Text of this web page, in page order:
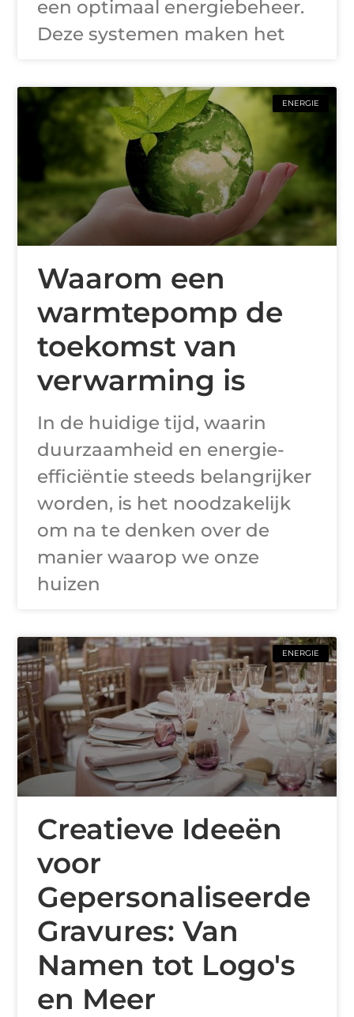
een optimaal energiebeheer.
Deze systemen maken het
ENERGIE
Waarom een
warmtepomp de
toekomst van
verwarming is
In de huidige tijd, waarin
duurzaamheid en energie-
efficiëntie steeds belangrijker
worden, is het noodzakelijk
om na te denken over de
manier waarop we onze
huizen
ENERGIE
Creatieve Ideeën
voor
Gepersonaliseerde
Gravures: Van
Namen tot Logo's
en Meer